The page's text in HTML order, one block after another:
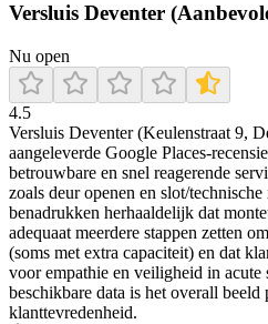
Versluis Deventer
Nu open
4.5
Versluis Deventer (Keulenstraat 9,
aangeleverde Google Places-
betrouwbare en snel reagerende
zoals deur openen en slot/
benadrukken herhaaldelijk dat
adequaat meerdere stappen zetten
(soms met extra capaciteit) en dat
voor empathie en veiligheid in acute
beschikbare data is het overall
klanttevredenheid.